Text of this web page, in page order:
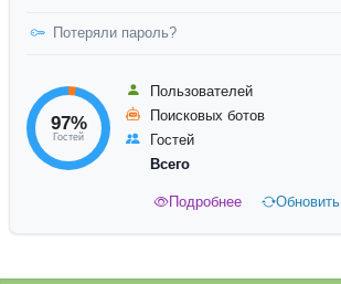
Потеряли пароль?
97%
Гостей
Пользователей
Поисковых ботов
Гостей
Всего
Подробнее Обновить